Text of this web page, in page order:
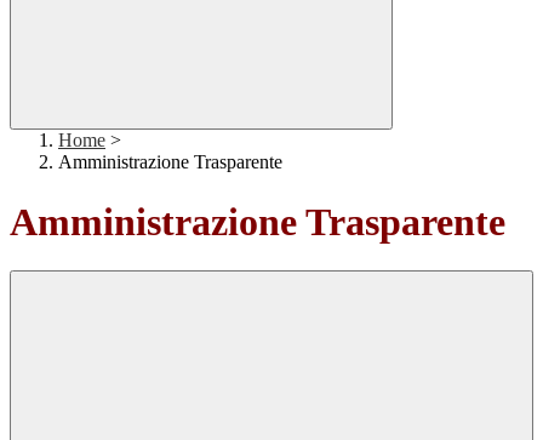
Home >
Amministrazione Trasparente
Amministrazione Trasparente